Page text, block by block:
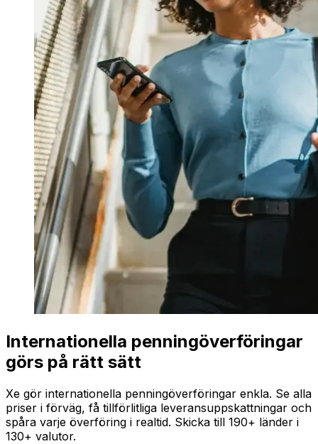
Internationella penningöverföringar
görs på rätt sätt
Xe gör internationella penningöverföringar enkla. Se alla
priser i förväg, få tillförlitliga leveransuppskattningar och
spåra varje överföring i realtid. Skicka till 190+ länder i
130+ valutor.